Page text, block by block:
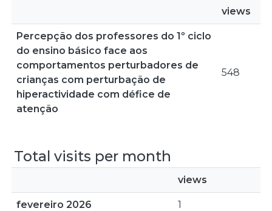
views
Percepção dos professores do 1º ciclo
do ensino básico face aos
comportamentos perturbadores de
crianças com perturbação de
hiperactividade com défice de
atenção
548
Total visits per month
views
fevereiro 2026 1